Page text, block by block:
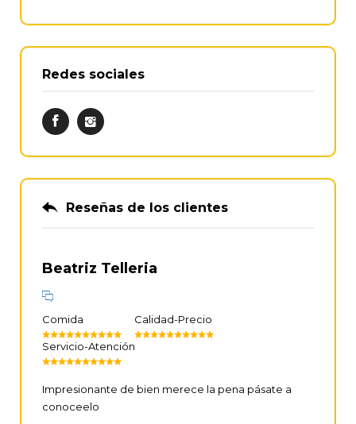
Redes sociales
Reseñas de los clientes
Beatriz Telleria
Comida Calidad-Precio
Servicio-Atención
Impresionante de bien merece la pena pásate a
conoceelo